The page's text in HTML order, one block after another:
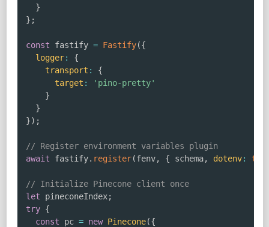
}
} ;
const fastify = Fastify({
logger:
{
transport :
{
target :
'pino-pretty'
}
}
}) ;
// Register environment variables plugin
await fastify. register(fenv, { schema, dotenv:
// Initialize Pinecone client once
let pineconeIndex;
try {
const pc = new Pinecone({